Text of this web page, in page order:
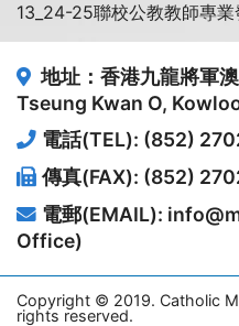
13_24-25聯校公教教師專業
地址：香港九龍將軍
Tseung Kwan O,
電話(TEL): (852)
傳真(FAX): (852)
電郵(EMAIL):
Office)
Copyright © 2019. Catholic
rights reserved.